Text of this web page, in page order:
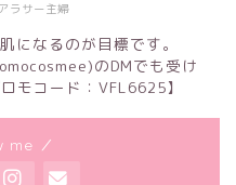
ラサー主婦
になるのが目標です。
のDMでも受け
モコード：VFL6625】
me ／